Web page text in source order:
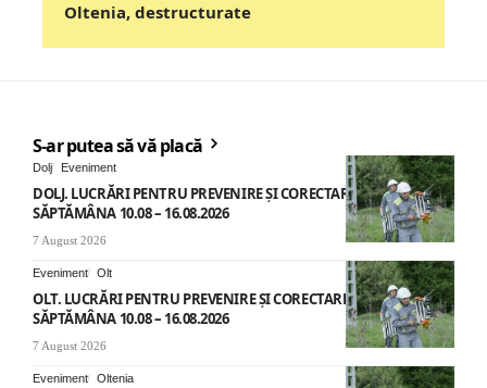
Oltenia, destructurate
S-ar putea să vă placă
Dolj Eveniment
DOLJ. LUCRĂRI PENTRU PREVENIRE ȘI CORECTARE AVARII –
SĂPTĂMÂNA 10.08 – 16.08.2026
7 August 2026
Eveniment Olt
OLT. LUCRĂRI PENTRU PREVENIRE ȘI CORECTARE AVARII –
SĂPTĂMÂNA 10.08 – 16.08.2026
7 August 2026
Eveniment Oltenia